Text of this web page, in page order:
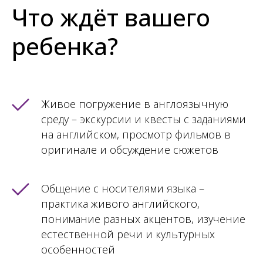
Что ждёт вашего
ребенка?
Живое погружение в англоязычную
среду – экскурсии и квесты с заданиями
на английском, просмотр фильмов в
оригинале и обсуждение сюжетов
Общение с носителями языка –
практика живого английского,
понимание разных акцентов, изучение
естественной речи и культурных
особенностей